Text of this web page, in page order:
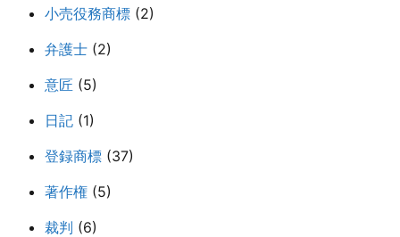
小売役務商標 (2)
弁護士 (2)
意匠 (5)
日記 (1)
登録商標 (37)
著作権 (5)
裁判 (6)